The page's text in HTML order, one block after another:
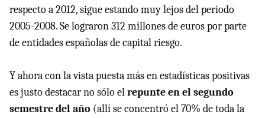
respecto a 2012, sigue estando muy lejos del periodo
2005-2008. Se lograron 312 millones de euros por parte
de entidades españolas de capital riesgo.
Y ahora con la vista puesta más en estadísticas positivas
es justo destacar no sólo elrepunte en el segundo
semestre del año (allí se concentró el 70% de toda la